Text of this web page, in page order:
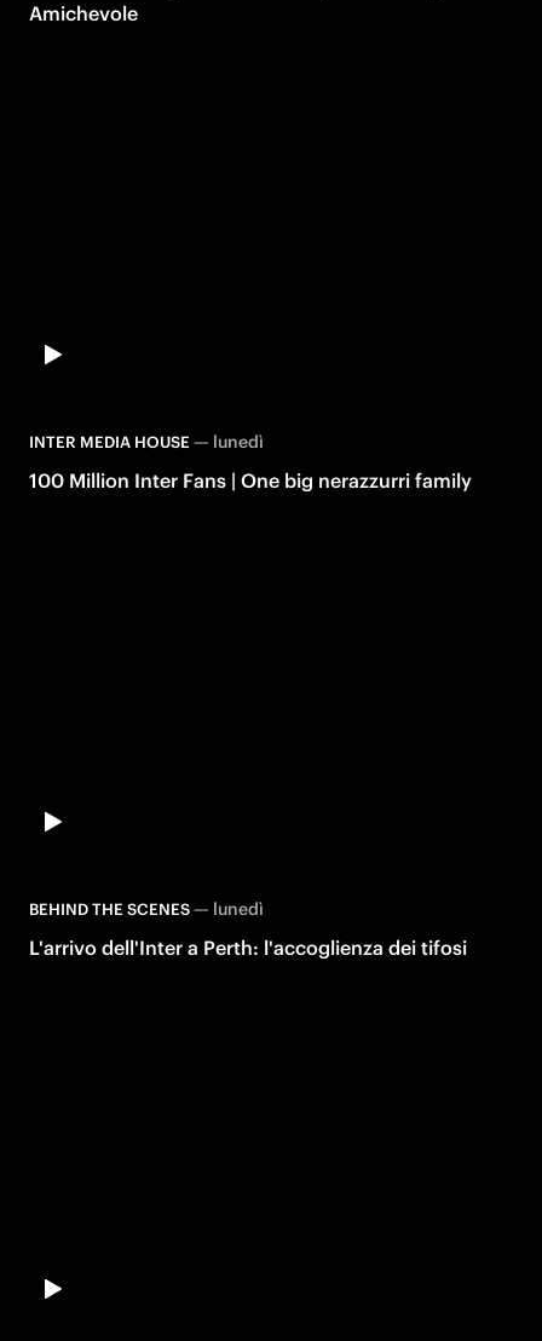
Amichevole
INTER MEDIA HOUSE— lunedì
100 Million Inter Fans | One big nerazzurri family
BEHIND THE SCENES— lunedì
L'arrivo dell'Inter a Perth: l'accoglienza dei tifosi